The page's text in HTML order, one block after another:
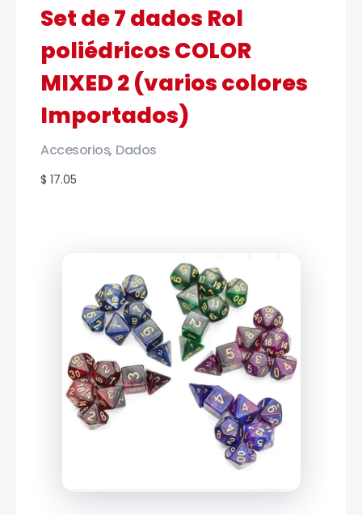
Set de 7 dados Rol
poliédricos COLOR
MIXED 2 (varios colores
Importados)
$ 17.05
Accesorios, Dados